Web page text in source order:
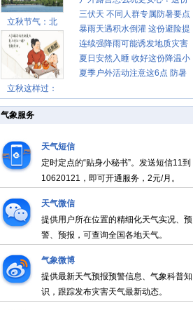
立秋节气：北
立秋这样过：
攻略请收好
三伏天 不同人群专属防暑要点
请收好
暴雨天遇积水倒灌 这份避险提
示请收好
连续强降雨可能诱发地质灾害
这些前兆要知道
夏日安然入睡 收好这份降温小
贴士
夏季户外活动注意这6点 防暑
气象服务
天气短信
定时定点的“贴身小秘书”。发送短信11到
10620121，即可开通服务，2元/月。
天气微信
提供用户所在位置的精细化天气实况、预
警、预报，可查询全国各地天气。
气象微博
提供最新天气预报预警信息、气象科普知
识，跟踪发布灾害天气最新动态。